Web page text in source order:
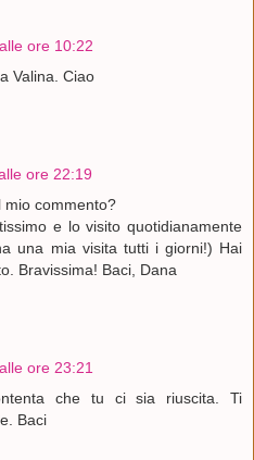
ore 10:22
Valina. Ciao
ore 22:19
mio commento?
e lo visito quotidianamente
una mia visita tutti i giorni!) Hai
Bravissima! Baci, Dana
ore 23:21
che tu ci sia riuscita. Ti
Baci